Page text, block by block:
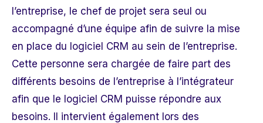
l’entreprise, le chef de projet sera seul ou
accompagné d’une équipe afin de suivre la mise
en place du logiciel CRM au sein de l’entreprise.
Cette personne sera chargée de faire part des
différents besoins de l’entreprise à l’intégrateur
afin que le logiciel CRM puisse répondre aux
besoins. Il intervient également lors des